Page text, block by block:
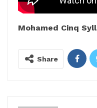
Mohamed Cinq
Share